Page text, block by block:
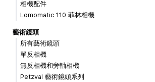
相機配件
Lomomatic 110 菲林相機
藝術鏡頭
所有藝術鏡頭
單反相機
無反相機和旁軸相機
Petzval 藝術鏡頭系列